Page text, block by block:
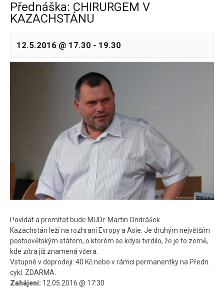
Přednáška: CHIRURGEM V
KAZACHSTÁNU
12.5.2016 @ 17.30 - 19.30
Povídat a promítat bude MUDr. Martin Ondrášek
Kazachstán leží na rozhraní Evropy a Asie. Je druhým největším
postsovětským státem, o kterém se kdysi tvrdilo, že je to země,
kde zítra již znamená včera.
Vstupné v doprodeji: 40 Kč nebo v rámci permanentky na Předn.
cykl. ZDARMA.
Zahájení: 12.05.2016 @ 17:30